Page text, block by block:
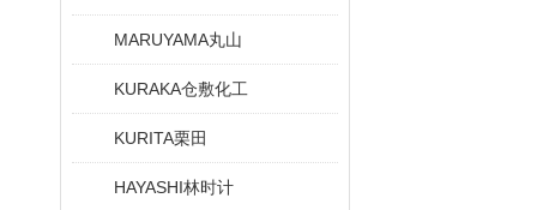
MARUYAMA丸山
KURAKA仓敷化工
KURITA栗田
HAYASHI林时计